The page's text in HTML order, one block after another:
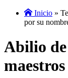
Inicio »
por su
Abilio
maestros